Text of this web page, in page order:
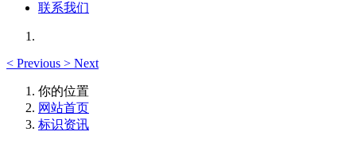
联系我们
< Previous > Next
你的位置
网站首页
标识资讯